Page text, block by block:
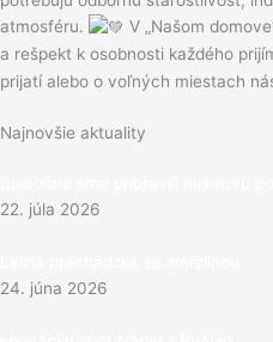
atmosféru.
V „Našom
a rešpekt k osobnosti každého
prijatí alebo o voľných miestach
Najnovšie aktuality
22. júla 2026
24. júna 2026